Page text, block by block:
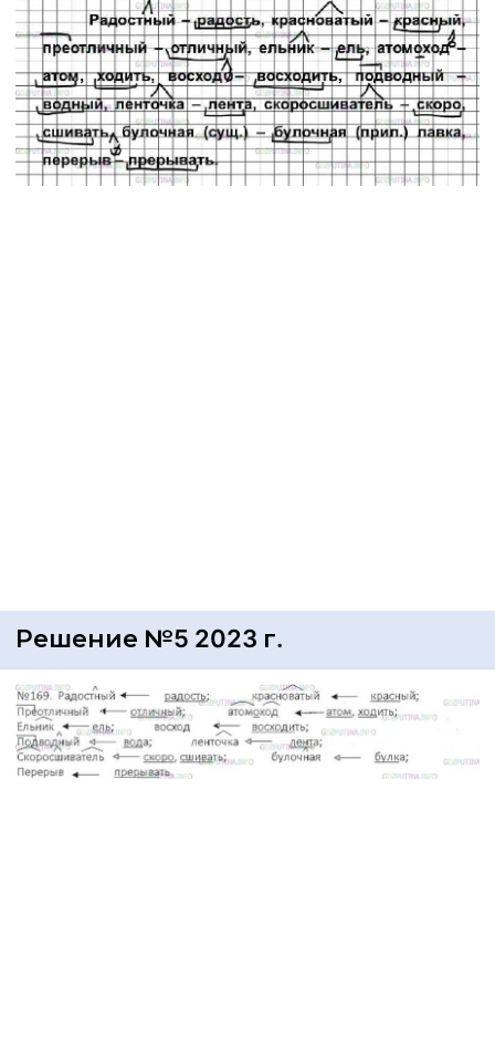
Решение №5 2023 г.